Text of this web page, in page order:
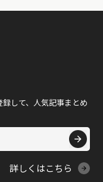
して、人気記事まとめ
詳しくはこちら